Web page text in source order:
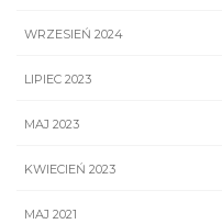
WRZESIEŃ 2024
LIPIEC 2023
MAJ 2023
KWIECIEŃ 2023
MAJ 2021